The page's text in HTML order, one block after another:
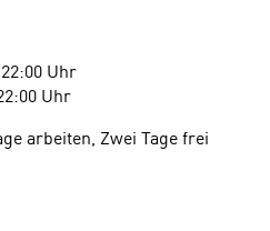
Uhr
Uhr
arbeiten, Zwei Tage frei